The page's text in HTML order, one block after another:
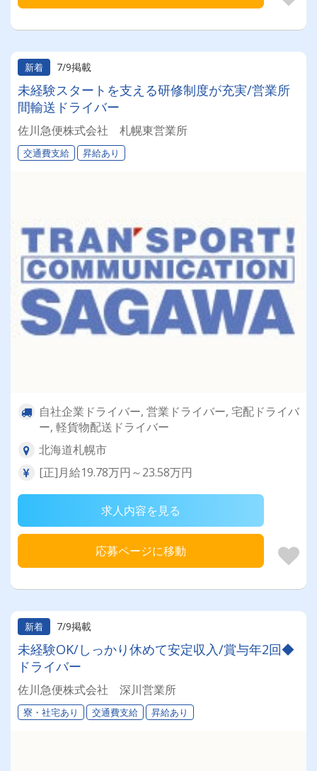
新着 7/9掲載
未経験スタートを支える研修制度が充実/営業所
間輸送ドライバー
佐川急便株式会社 札幌東営業所
交通費支給 昇給あり
自社企業ドライバー, 営業ドライバー, 宅配ドライバ
ー, 軽貨物配送ドライバー
北海道札幌市
[正]月給19.78万円～23.58万円
求人内容を見る
応募ページに移動
新着 7/9掲載
未経験OK/しっかり休めて安定収入/賞与年2回◆
ドライバー
佐川急便株式会社 深川営業所
寮・社宅あり 交通費支給 昇給あり